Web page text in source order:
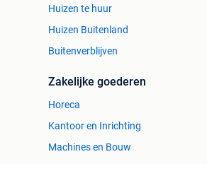
Huizen te huur
Huizen Buitenland
Buitenverblijven
Zakelijke goederen
Horeca
Kantoor en Inrichting
Machines en Bouw